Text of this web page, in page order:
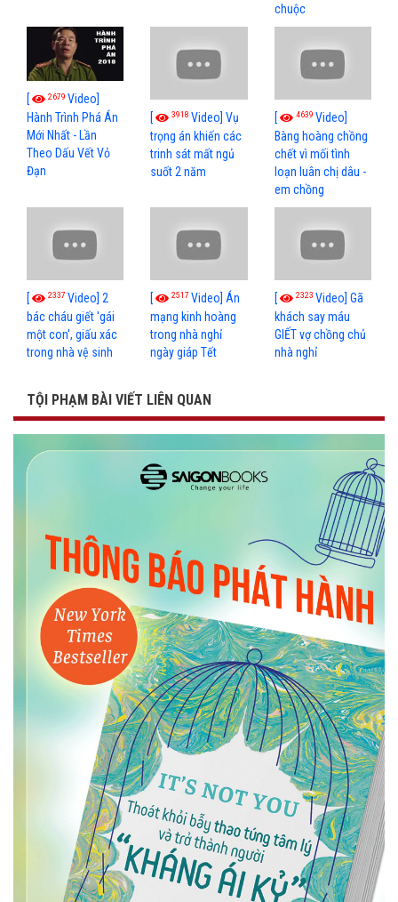
chuộc
[ 2679 Video]
Hành Trình Phá Án
Mới Nhất - Lần
Theo Dấu Vết Vỏ
Đạn
[ 3918Video] Vụ
trọng án khiến các
trinh sát mất ngủ
suốt 2 năm
[ 4639 Video]
Bàng hoàng chồng
chết vì mối tình
loạn luân chị dâu -
em chồng
[ 2337 Video] 2
bác cháu giết 'gái
một con', giấu xác
trong nhà vệ sinh
[ 2517Video] Án
mạng kinh hoàng
trong nhà nghỉ
ngày giáp Tết
[ 2323 Video] Gã
khách say máu
GIẾT vợ chồng chủ
nhà nghỉ
TỘI PHẠM BÀI VIẾT LIÊN QUAN